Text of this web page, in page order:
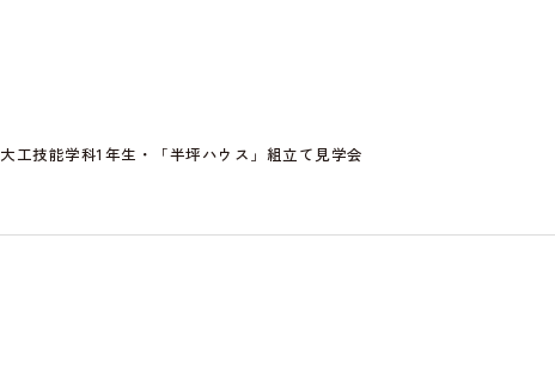
大工技能学科1年生・「半坪ハウス」組立て見学会